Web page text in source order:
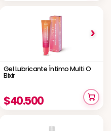
›
Gel Lubricante Íntimo Multi O
Elixir
$40.500